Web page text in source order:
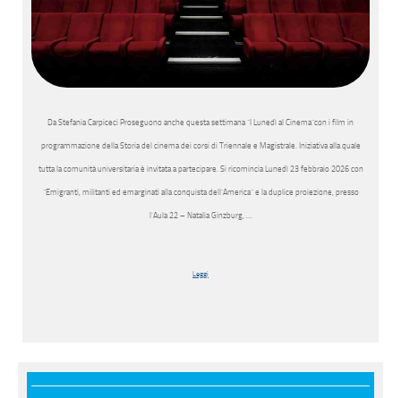
Da Stefania Carpiceci Proseguono anche questa settimana “I Lunedì al Cinema”con i film in
programmazione della Storia del cinema dei corsi di Triennale e Magistrale. Iniziativa alla quale
tutta la comunità universitaria è invitata a partecipare. Si ricomincia Lunedì 23 febbraio 2026 con
“Emigranti, militanti ed emarginati alla conquista dell’America” e la duplice proiezione, presso
l’Aula 22 – Natalia Ginzburg, …
Leggi